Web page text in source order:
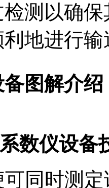
测以确
地进行
备图解介绍
数仪设备
同时测